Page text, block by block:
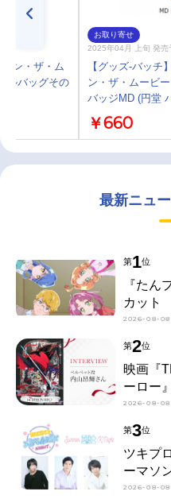
ン・ザ・ム
ルバッグその
お取り寄せ
2025年04月 上旬 発売
【グッズ-バッチ
ン・ザ・ムービ
バッジMD (円堂
￥660
最新ニュ
第1位
『たん
カット
2026-08-08
第2位
映画『
ーロー
2026-08-
第3位
ツキプ
ーマソ
2026-08-